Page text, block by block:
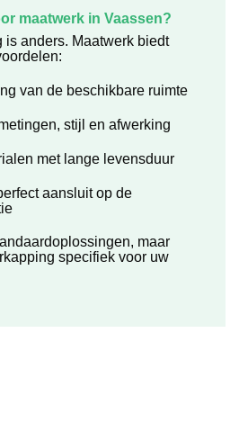
maatwerk in Vaassen?
is anders. Maatwerk biedt
van de beschikbare ruimte
stijl en afwerking
met lange levensduur
aansluit op de
maar
specifiek voor uw